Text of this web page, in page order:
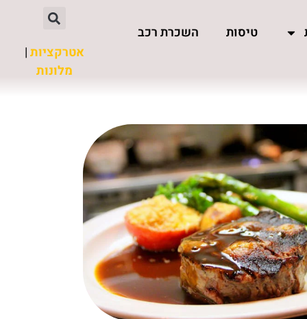
טיסות
השכרת רכב
אטרקציות|
מלונות